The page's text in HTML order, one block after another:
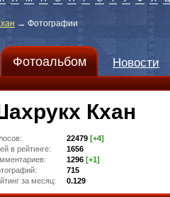
→ Фотографии
Фотоальбом Новости
Кхан
22479 [+4]
в рейтинге:
1656
1296 [+1]
715
за месяц:
0.129